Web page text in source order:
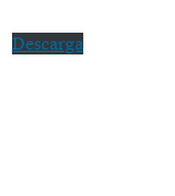
Descarga